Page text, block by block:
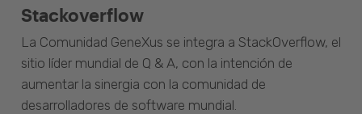
Stackoverflow
La Comunidad GeneXus se integra a StackOverflow, el
sitio líder mundial de Q & A, con la intención de
aumentar la sinergia con la comunidad de
desarrolladores de software mundial.